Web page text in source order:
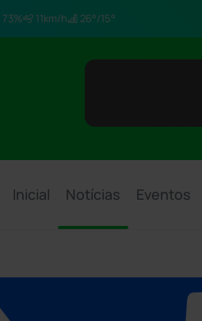
73% 11km/h 26°/15°
Inicial Notícias Eventos